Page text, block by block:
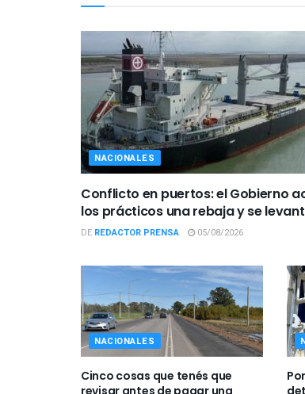
NACIONALES
Conflicto en puertos: el Gobierno
los prácticos una rebaja y se
DE REDACTOR PRENSA 05/08/2026
NACIONALES
Cinco cosas que tenés que
revisar antes de pagar una